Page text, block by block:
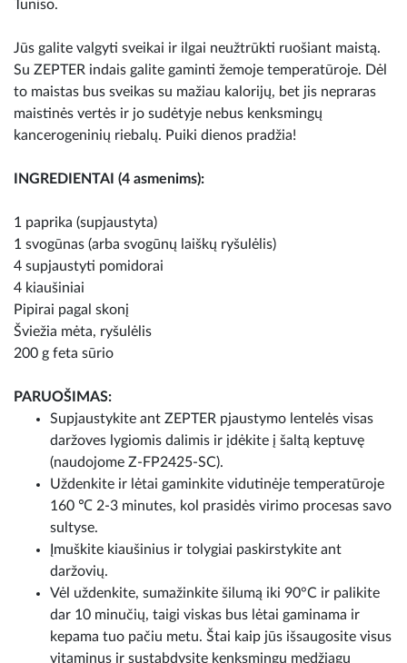
Tuniso.
Jūs galite valgyti sveikai ir ilgai neužtrūkti ruošiant maistą.
Su ZEPTER indais galite gaminti žemoje temperatūroje. Dėl
to maistas bus sveikas su mažiau kalorijų, bet jis nepraras
maistinės vertės ir jo sudėtyje nebus kenksmingų
kancerogeninių riebalų. Puiki dienos pradžia!
INGREDIENTAI (4 asmenims):
1 paprika (supjaustyta)
1 svogūnas (arba svogūnų laiškų ryšulėlis)
4 supjaustyti pomidorai
4 kiaušiniai
Pipirai pagal skonį
Šviežia mėta, ryšulėlis
200 g feta sūrio
PARUOŠIMAS:
Supjaustykite ant ZEPTER pjaustymo lentelės visas
daržoves lygiomis dalimis ir įdėkite į šaltą keptuvę
(naudojome Z-FP2425-SC).
Uždenkite ir lėtai gaminkite vidutinėje temperatūroje
160 ℃ 2-3 minutes, kol prasidės virimo procesas savo
sultyse.
Įmuškite kiaušinius ir tolygiai paskirstykite ant
daržovių.
Vėl uždenkite, sumažinkite šilumą iki 90°C ir palikite
dar 10 minučių, taigi viskas bus lėtai gaminama ir
kepama tuo pačiu metu. Štai kaip jūs išsaugosite visus
vitaminus ir sustabdysite kenksmingų medžiagų